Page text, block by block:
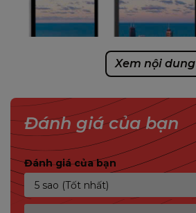
Xem nội dung
Đánh giá của bạn
Đánh giá của bạn